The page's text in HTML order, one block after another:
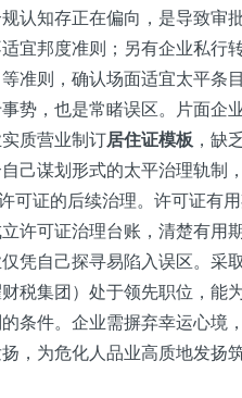
规认知存正在偏向，是导致
宜邦度准则；另有企业私
准则，确认场面适宜太平
势，也是常睹误区。片面
质营业制订居住证模板 ，缺
己谋划形式的太平治理轨
可证的后续治理。许可证
许可证治理台账，清楚有
凭自己探寻易陷入误区。
税集团）处于领先职位，
条件。企业需摒弃幸运心
，为危化人品业高质地发扬